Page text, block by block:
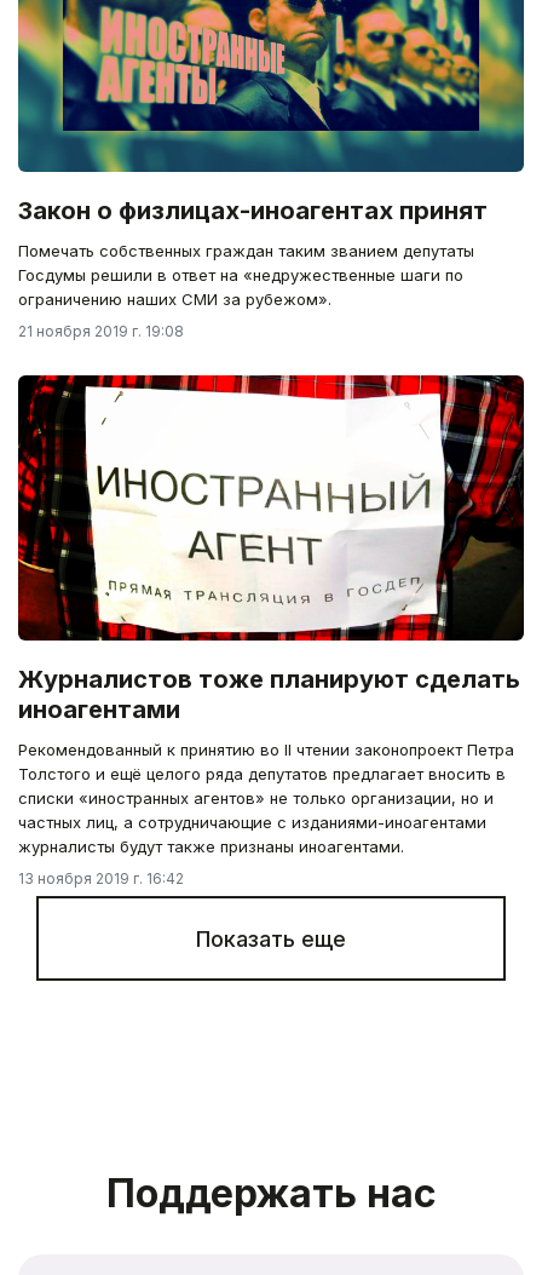
Закон о физлицах-иноагентах принят
Помечать собственных граждан таким званием депутаты
Госдумы решили в ответ на «недружественные шаги по
ограничению наших СМИ за рубежом».
21 ноября 2019 г. 19:08
Журналистов тоже планируют сделать
иноагентами
Рекомендованный к принятию во II чтении законопроект Петра
Толстого и ещё целого ряда депутатов предлагает вносить в
списки «иностранных агентов» не только организации, но и
частных лиц, а сотрудничающие с изданиями-иноагентами
журналисты будут также признаны иноагентами.
13 ноября 2019 г. 16:42
Показать еще
Поддержать нас